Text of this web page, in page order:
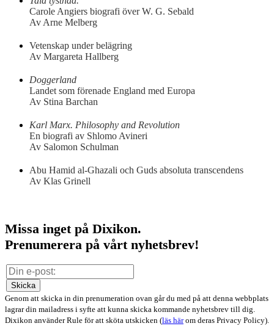
Carole Angiers biografi över W. G. Sebald
Av Arne Melberg
Vetenskap under belägring
Av Margareta Hallberg
Doggerland
Landet som förenade England med Europa
Av Stina Barchan
Karl Marx. Philosophy and Revolution
En biografi av Shlomo Avineri
Av Salomon Schulman
Abu Hamid al-Ghazali och Guds absoluta transcendens
Av Klas Grinell
Missa inget på Dixikon.
Prenumerera på vårt nyhetsbrev!
Skicka
Genom att skicka in din prenumeration ovan går du med på att denna webbplats
lagrar din mailadress i syfte att kunna skicka kommande nyhetsbrev till dig.
Dixikon använder Rule för att sköta utskicken (läs härom deras Privacy Policy).